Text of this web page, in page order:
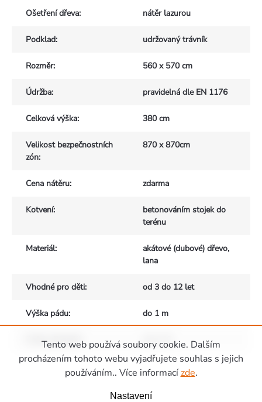
Tento web používá soubory cookie. Dalším
procházením tohoto webu vyjadřujete souhlas s jejich
používáním.. Více informacízde.
Nastavení
Ošetření dřeva: nátěr lazurou
Podklad: udržovaný trávník
Rozměr: 560 x 570 cm
Údržba: pravidelná dle EN 1176
Celková výška: 380 cm
Velikost bezpečnostních
zón:
870 x 870cm
Cena nátěru: zdarma
Kotvení:
betonováním stojek do
terénu
Materiál:
akátové (dubové) dřevo,
lana
Vhodné pro děti: od 3 do 12 let
Výška pádu: do 1 m
Počet uživatelů :
Zápatí